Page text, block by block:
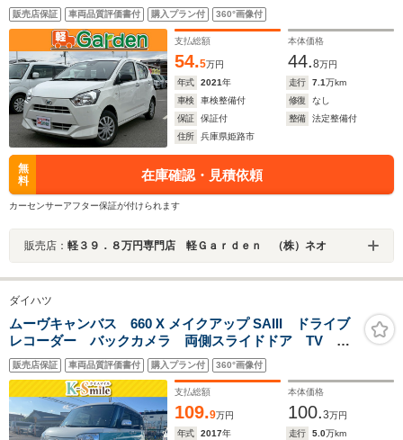
ーター
販売店保証 車両品質評価書付 購入プラン付 360°画像付
支払総額
54.5万円
本体価格
44.8万円
年式
2021年 走行 7.1万km
車検
車検整備付 修復
なし
保証
保証付 整備
法定整備付
住所
兵庫県姫路市
無
料
在庫確認・見積依頼
カーセンサーアフター保証が付けられます
販売店： 軽３９．８万円専門店 軽Ｇａｒｄｅｎ （株）ネオ
ダイハツ
ムーヴキャンバス 660 X メイクアップ SAIII ドライブ
レコーダー バックカメラ 両側スライドドア TV ク
リアランスソナー 衝突被害軽減システム オートマチ
ックハイビーム スマートキー アイドリングストッ
プ 電動格納ミラー CVT ベンチシート
販売店保証 車両品質評価書付 購入プラン付 360°画像付
支払総額
109.9万円
本体価格
100.3万円
年式
2017年 走行 5.0万km